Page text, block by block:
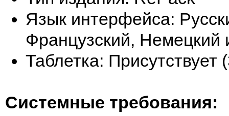
Язык интерфейса:
Французский, Немецкий
Таблетка: Присутствует
Системные требования: